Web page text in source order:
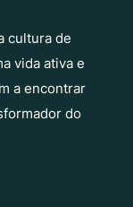
cultura de
vida ativa e
a encontrar
do